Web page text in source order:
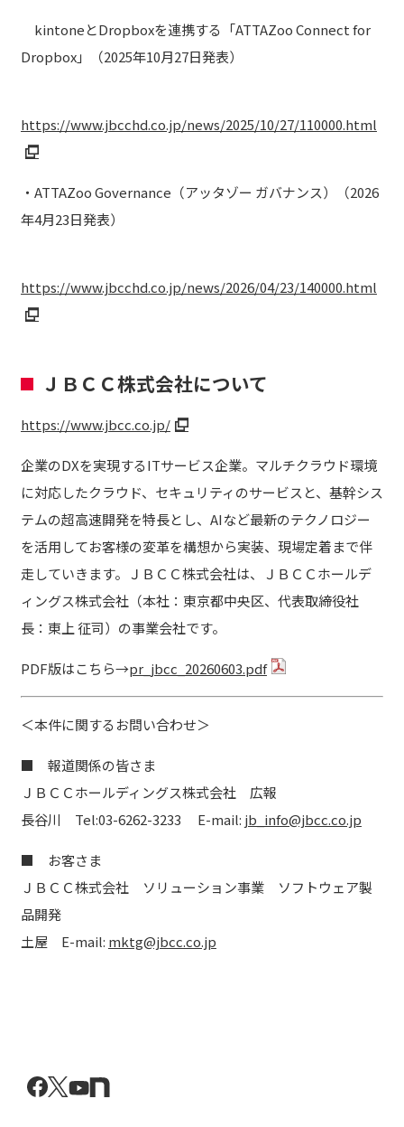
kintoneとDropboxを連携する「ATTAZoo Connect for
Dropbox」（2025年10月27日発表）
https://www.jbcchd.co.jp/news/2025/10/27/110000.html
・ATTAZoo Governance（アッタゾー ガバナンス）（2026
年4月23日発表）
https://www.jbcchd.co.jp/news/2026/04/23/140000.html
ＪＢＣＣ株式会社について
https://www.jbcc.co.jp/
企業のDXを実現するITサービス企業。マルチクラウド環境
に対応したクラウド、セキュリティのサービスと、基幹シス
テムの超高速開発を特長とし、AIなど最新のテクノロジー
を活用してお客様の変革を構想から実装、現場定着まで伴
走していきます。ＪＢＣＣ株式会社は、ＪＢＣＣホールデ
ィングス株式会社（本社：東京都中央区、代表取締役社
長：東上 征司）の事業会社です。
PDF版はこちら→pr_jbcc_20260603.pdf
＜本件に関するお問い合わせ＞
■ 報道関係の皆さま
ＪＢＣＣホールディングス株式会社 広報
長谷川 Tel:03-6262-3233 E-mail: jb_info@jbcc.co.jp
■ お客さま
ＪＢＣＣ株式会社 ソリューション事業 ソフトウェア製
品開発
土屋 E-mail: mktg@jbcc.co.jp